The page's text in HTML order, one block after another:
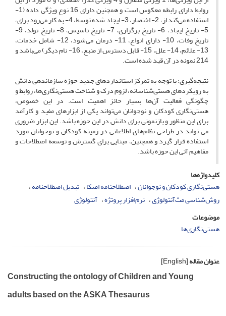
روابط دارای رابطه معکوس است و همچنین دارای 16 نوع ویژگی داده (1-
استفاده می‌کند از، 2- اختصار، 3- ایجاد شده توسط، 4- به کار می‌رود برای،
5- تاریخ ایجاد، 6- تاریخ برگزاری، 7- تاریخ تاسیس، 8- تاریخ تولد، 9-
تاریخ وفات، 10- دارای انواع، 11- درمان می‌شود، 12- شامل خدمات،
13- علائم، 14- علل، 15- قابل دسترس از منبع، 16- نام دیگر) می‌باشد و
214 نمونه در آن قید شده است.
نتیجه‌گیری: با توجه به تمرکز استانداردهای جدید حوزه سازماندهی دانش
به رویکردهای هستی‌شناسانه، لزوم درک و شناخت هستی‌نگاری‌ها، روابط و
چگونگی فعالیت آن‌ها بسیار حائز اهمیت است. در این خصوص،
هستی‌نگاری کودکان و نوجوانان می‌تواند یکی از ابزارهای مفید و کارآمد
برای این منظور و بازنمونی برای دانش در این حوزه باشد. این ابزار ضروری
می تواند در طراحی نظام‌های اطلاعاتی در زمینه کودکان و نوجوانان مورد
استفاده قرار گیرد و همچنین، مبنایی برای گسترش و توسعه اصطلاحات و
مفاهیم آتی این حوزه باشد.
کلیدواژه‌ها
هستی‌نگاری کودکان و نوجوانان اصطلاحنامه اصکا تبدیل اصطلاحنامه
روش‌شناسی مث‌آنتولوژی نرم‌افزار پروتژه آنتولوژی
موضوعات
هستی‌نگاری‌ها
عنوان مقاله[English]
Constructing the ontology of Children and Young
adults based on the ASKA Thesaurus